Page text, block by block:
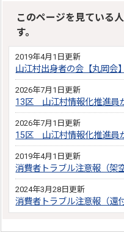
このページを見ている
す。
2019年4月1日更新
山江村出身者の会【丸岡会】
2026年7月1日更新
13区＿山江村情報化推進員
2026年7月1日更新
15区＿山江村情報化推進員
2019年4月1日更新
消費者トラブル注意報（架
2024年3月28日更新
消費者トラブル注意報（還